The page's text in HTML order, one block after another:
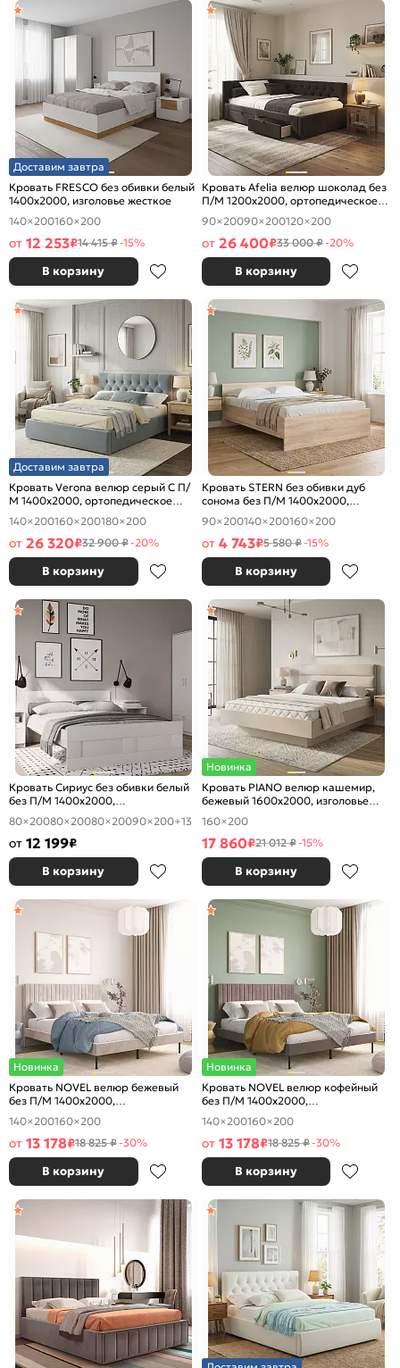
Доставим завтра
Кровать FRESCO без обивки белый
1400x2000, изголовье жесткое
140×200160×200
от 12 253₽14 415 ₽-15%
В корзину
Кровать Afelia велюр шоколад без
П/М 1200x2000, ортопедическое
основание, изголовье мягкое
90×20090×200120×200
от 26 400₽33 000 ₽-20%
В корзину
Доставим завтра
Кровать Verona велюр серый С П/
М 1400x2000, ортопедическое
основание, изголовье мягкое
140×200160×200180×200
от 26 320₽32 900 ₽-20%
В корзину
Кровать STERN без обивки дуб
сонома без П/М 1400x2000,
изголовье жесткое
90×200140×200160×200
от 4 743₽5 580 ₽-15%
В корзину
Кровать Сириус без обивки белый
без П/М 1400x2000,
ортопедическое основание,
изголовье жесткое
80×20080×20080×20090×200+13
от 12 199₽
В корзину
Новинка
Кровать PIANO велюр кашемир,
бежевый 1600x2000, изголовье
мягкое
160×200
17 860₽21 012 ₽-15%
В корзину
Новинка
Кровать NOVEL велюр бежевый
без П/М 1400x2000,
ортопедическое основание,
изголовье мягкое
140×200160×200
от 13 178₽18 825 ₽-30%
В корзину
Новинка
Кровать NOVEL велюр кофейный
без П/М 1400x2000,
ортопедическое основание,
изголовье мягкое
140×200160×200
от 13 178₽18 825 ₽-30%
В корзину